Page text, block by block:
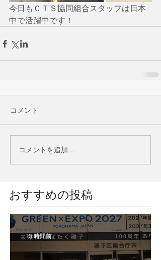
今日もＣＴＳ協同組合スタッフは日本
中で活躍中です！
コメント
コメントを追加…
​おすすめの投稿
10 時間前